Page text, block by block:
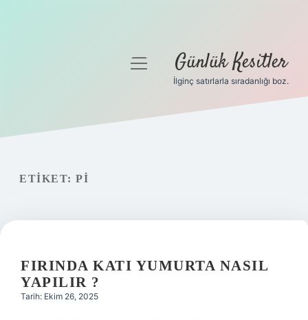
Hakkımızda
menüyü
Günlük Kesitler
İlginç satırlarla sıradanlığı boz.
ETIKET: PI
FIRINDA KATI YUMURTA NASIL
YAPILIR ?
Tarih: Ekim 26, 2025